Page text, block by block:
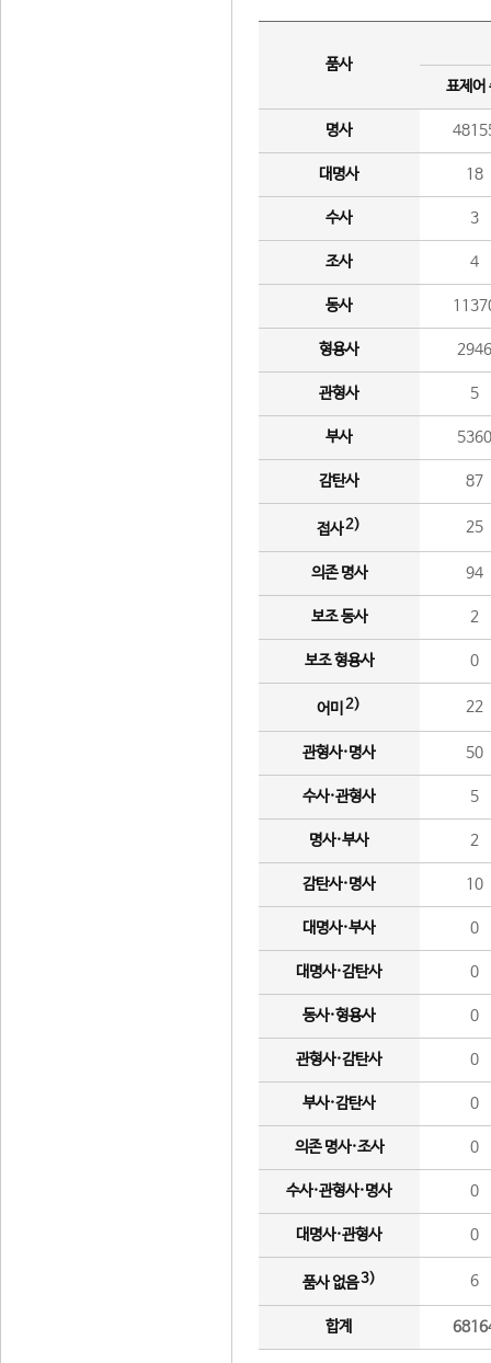
품사
표제어
명사
대명사 18
수사 3
조사 4
동사
형용사 2946
관형사 5
부사 5360
감탄사 87
접사2) 25
의존 명사 94
보조 동사 2
보조 형용사 0
어미 2) 22
관형사·명사 50
수사·관형사 5
명사·부사 2
감탄사·명사 10
대명사·부사 0
대명사·감탄사 0
동사·형용사 0
관형사·감탄사 0
부사·감탄사 0
의존 명사·조사 0
수사·관형사·명사 0
대명사·관형사 0
품사 없음3) 6
합계